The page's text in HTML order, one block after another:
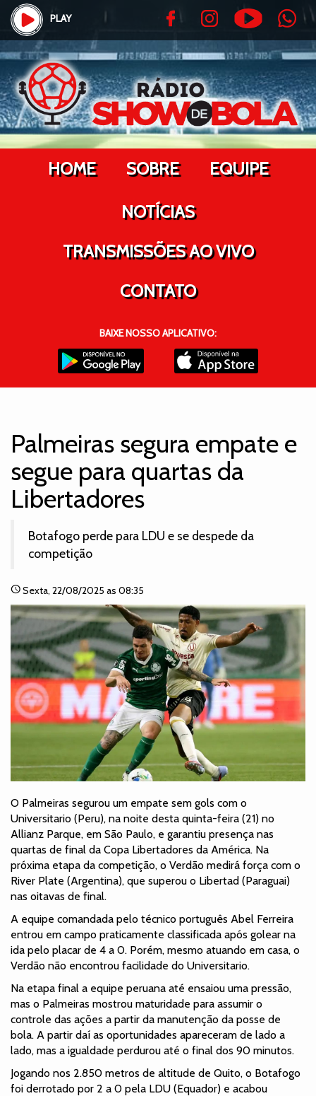
PLAY
HOME SOBRE EQUIPE
NOTÍCIAS
TRANSMISSÕES AO VIVO
CONTATO
BAIXE NOSSO APLICATIVO:
Palmeiras segura empate e
segue para quartas da
Libertadores
Botafogo perde para LDU e se despede da
competição
scheduleSexta, 22/08/2025 as 08:35
O Palmeiras segurou um empate sem gols com o
Universitario (Peru), na noite desta quinta-feira (21) no
Allianz Parque, em São Paulo, e garantiu presença nas
quartas de final da Copa Libertadores da América. Na
próxima etapa da competição, o Verdão medirá força com o
River Plate (Argentina), que superou o Libertad (Paraguai)
nas oitavas de final.
A equipe comandada pelo técnico português Abel Ferreira
entrou em campo praticamente classificada após golear na
ida pelo placar de 4 a 0. Porém, mesmo atuando em casa, o
Verdão não encontrou facilidade do Universitario.
Na etapa final a equipe peruana até ensaiou uma pressão,
mas o Palmeiras mostrou maturidade para assumir o
controle das ações a partir da manutenção da posse de
bola. A partir daí as oportunidades apareceram de lado a
lado, mas a igualdade perdurou até o final dos 90 minutos.
Jogando nos 2.850 metros de altitude de Quito, o Botafogo
foi derrotado por 2 a 0 pela LDU (Equador) e acabou